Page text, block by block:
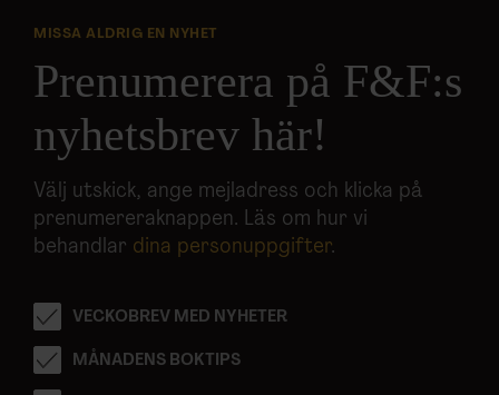
MISSA ALDRIG EN NYHET
Prenumerera på F&F:s
nyhetsbrev här!
Välj utskick, ange mejladress och klicka på
prenumereraknappen. Läs om hur vi
behandlar dina personuppgifter.
VECKOBREV MED NYHETER
MÅNADENS BOKTIPS